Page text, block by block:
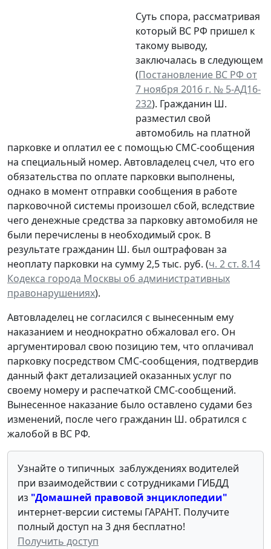
Суть спора, рассматривая
который ВС РФ пришел к
такому выводу,
заключалась в следующем
(Постановление ВС РФ от
7 ноября 2016 г. № 5-АД16-
232). Гражданин Ш.
разместил свой
автомобиль на платной
парковке и оплатил ее с помощью СМС-сообщения
на специальный номер. Автовладелец счел, что его
обязательства по оплате парковки выполнены,
однако в момент отправки сообщения в работе
парковочной системы произошел сбой, вследствие
чего денежные средства за парковку автомобиля не
были перечислены в необходимый срок. В
результате гражданин Ш. был оштрафован за
неоплату парковки на сумму 2,5 тыс. руб. (ч. 2 ст. 8.14
Кодекса города Москвы об административных
правонарушениях).
Автовладелец не согласился с вынесенным ему
наказанием и неоднократно обжаловал его. Он
аргументировал свою позицию тем, что оплачивал
парковку посредством СМС-сообщения, подтвердив
данный факт детализацией оказанных услуг по
своему номеру и распечаткой СМС-сообщений.
Вынесенное наказание было оставлено судами без
изменений, после чего гражданин Ш. обратился с
жалобой в ВС РФ.
Узнайте о типичных заблуждениях водителей
при взаимодействии с сотрудниками ГИБДД
из "Домашней правовой энциклопедии"
интернет-версии системы ГАРАНТ. Получите
полный доступ на 3 дня бесплатно!
Получить доступ